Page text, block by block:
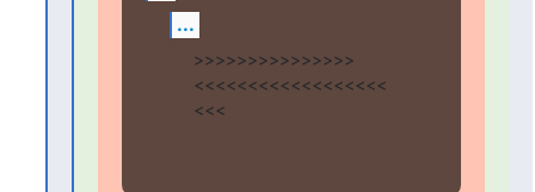
...
>>>>>>>>>>>>>>>
<<<<<<<<<<<<<<<<<<
<<<